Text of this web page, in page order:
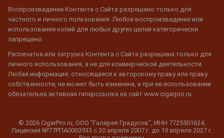
Воспроизведение Контента с Сайта разрешено только для
частного и личного пользования. Любое воспроизведение или
использование копий для любых других целей категорически
запрещено.
Распечатка или загрузка Контента с Сайта разрешена только для
личного использования, а не для коммерческой деятельности.
Любая информация, относящаяся к авторскому праву или праву
собственности, не может быть изменена, и при ее использовании
обязательна активная гиперссылка на сайт www.cigarpro.ru
© 2026 CigarPro.ru, ООО "Галерея Градусов", ИНН 7725501624,
Лицензия №77РПА0003933 c 20 апреля 2007 г. до 19 апреля 2027 г.